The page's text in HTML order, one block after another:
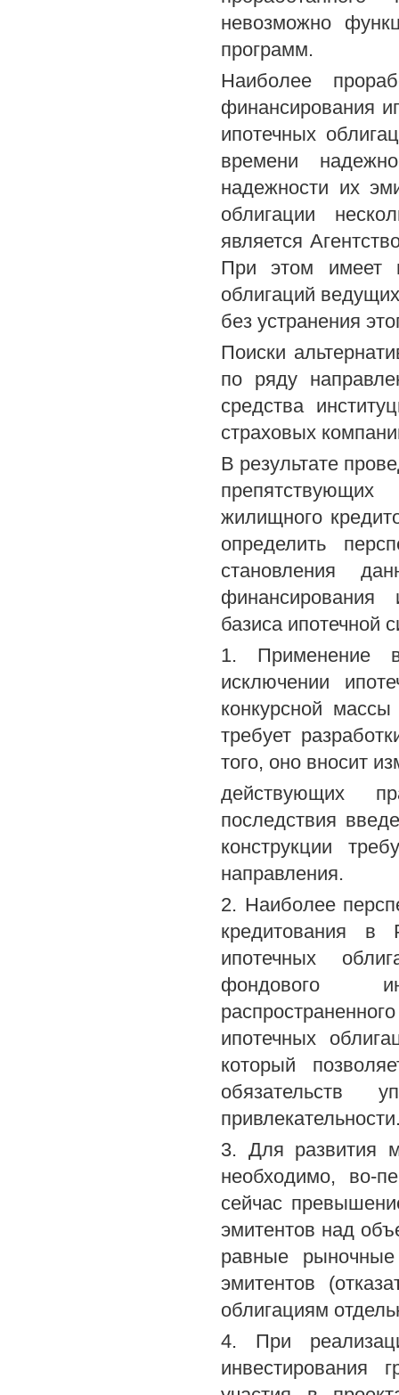
невозможно
программ.
Наиболее
финансирования
ипотечных
времени
надежности их
облигации
является
При этом имеет
облигаций
без устранения
Поиски
по ряду
средства
страховых
В результате
жилищного
определить
становления
финансирования
базиса ипотечной
1. Применение в
исключении
конкурсной массы
требует
того, оно вносит
действующих
последствия
конструкции
направления.
2. Наиболее
кредитования в
ипотечных
фондового
ипотечных
который
обязательств
3. Для развития
необходимо, во-
сейчас
эмитентов над
равные
эмитентов
облигациям
4. При
инвестирования